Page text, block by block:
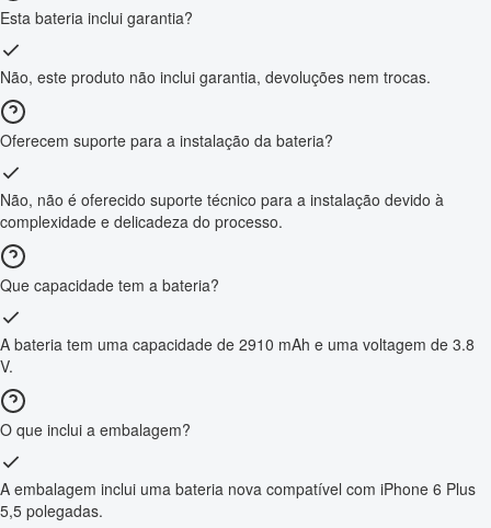
Esta bateria inclui garantia?
Não, este produto não inclui garantia, devoluções nem trocas.
Oferecem suporte para a instalação da bateria?
Não, não é oferecido suporte técnico para a instalação devido à
complexidade e delicadeza do processo.
Que capacidade tem a bateria?
A bateria tem uma capacidade de 2910 mAh e uma voltagem de 3.8
V.
O que inclui a embalagem?
A embalagem inclui uma bateria nova compatível com iPhone 6 Plus
5,5 polegadas.